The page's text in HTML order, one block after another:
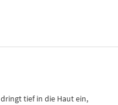
dringt tief in die Haut ein,